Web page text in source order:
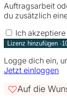
Auftragsarbeit
du zusätzlich
Ich
Lizenz
Logge dich ein,
Jetzt einloggen
Auf die